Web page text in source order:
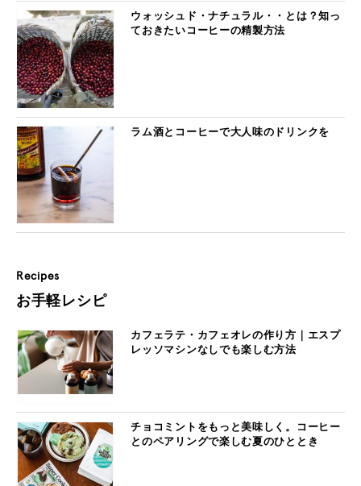
ウォッシュド・ナチュラル・・とは？知っ
ておきたいコーヒーの精製方法
ラム酒とコーヒーで大人味のドリンクを
Recipes
お手軽レシピ
カフェラテ・カフェオレの作り方｜エスプ
レッソマシンなしでも楽しむ方法
チョコミントをもっと美味しく。コーヒー
とのペアリングで楽しむ夏のひととき